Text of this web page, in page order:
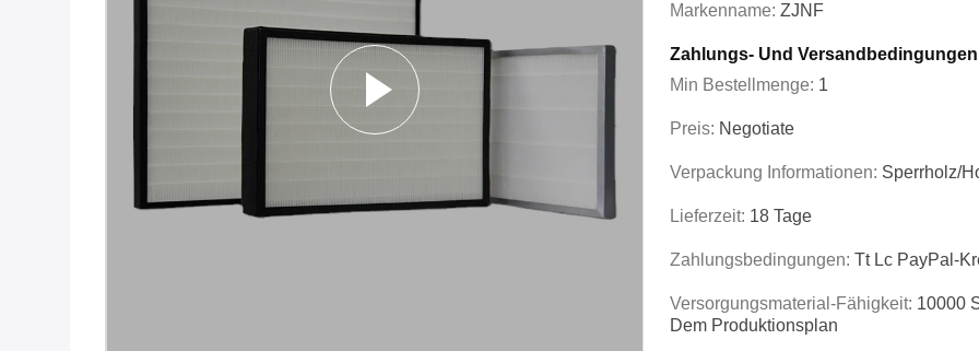
Markenname: ZJNF
Zahlungs- Und Versandbedingungen
Min Bestellmenge: 1
Preis: Negotiate
Verpackung Informationen: Sperrholz/
Lieferzeit: 18 Tage
Zahlungsbedingungen: Tt Lc PayPal-
Versorgungsmaterial-Fähigkeit: 10000
Dem Produktionsplan